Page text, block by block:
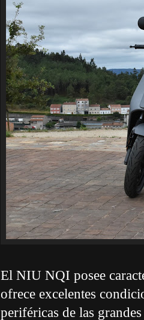
El NIU NQI posee
ofrece excelentes
periféricas de las